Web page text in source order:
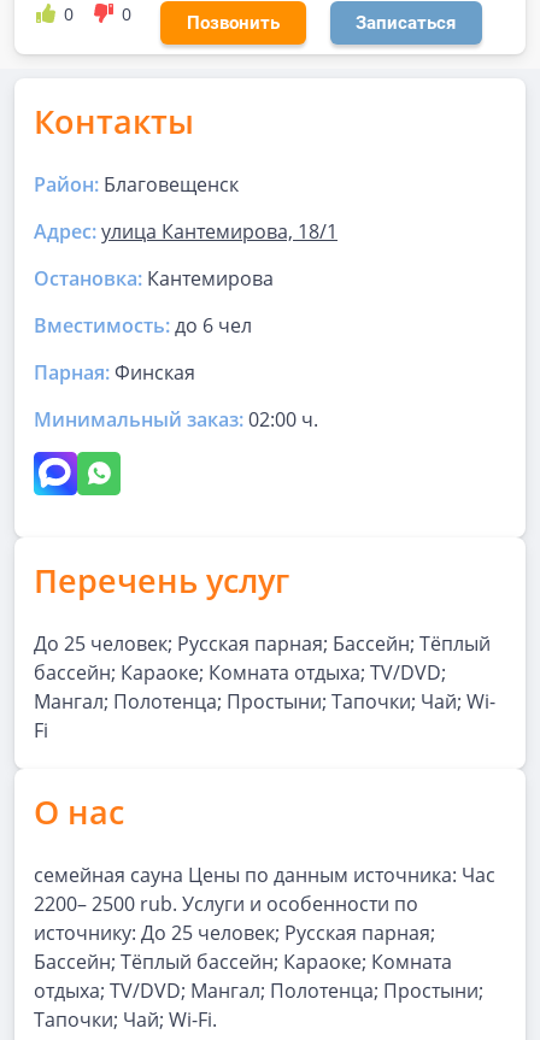
0 0 Позвонить Записаться
Контакты
Район: Благовещенск
Адрес:улица Кантемирова, 18/1
Остановка: Кантемирова
Вместимость:до 6 чел
Парная:Финская
Минимальный заказ:02:00 ч.
Перечень услуг
До 25 человек; Русская парная; Бассейн; Тёплый
бассейн; Караоке; Комната отдыха; TV/DVD;
Мангал; Полотенца; Простыни; Тапочки; Чай; Wi-
Fi
О нас
семейная сауна Цены по данным источника: Час
2200– 2500 rub. Услуги и особенности по
источнику: До 25 человек; Русская парная;
Бассейн; Тёплый бассейн; Караоке; Комната
отдыха; TV/DVD; Мангал; Полотенца; Простыни;
Тапочки; Чай; Wi-Fi.